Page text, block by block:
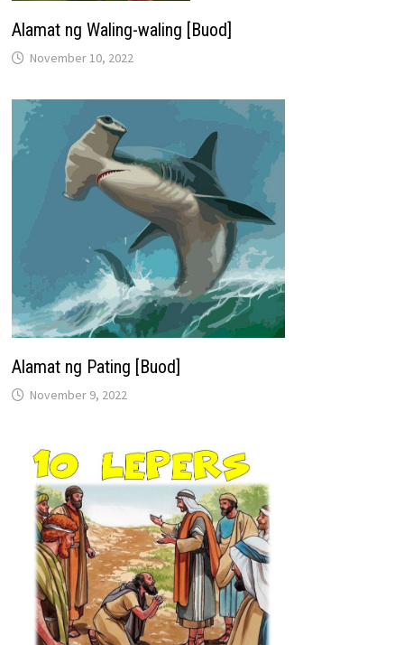
Alamat ng Waling-waling [Buod]
November 10, 2022
Alamat ng Pating [Buod]
November 9, 2022